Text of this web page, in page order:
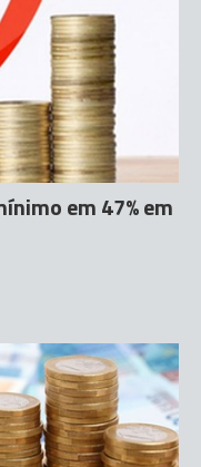
em 47% em